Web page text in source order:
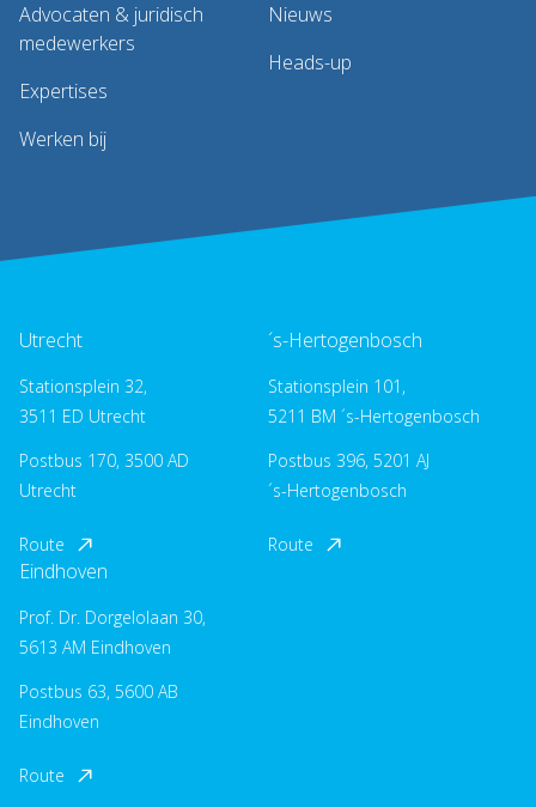
Advocaten & juridisch
medewerkers
Expertises
Werken bij
Nieuws
Heads-up
Utrecht
Stationsplein 32,
3511 ED Utrecht
Postbus 170, 3500 AD
Utrecht
Route
´s-Hertogenbosch
Stationsplein 101,
5211 BM ´s-Hertogenbosch
Postbus 396, 5201 AJ
´s-Hertogenbosch
Route
Eindhoven
Prof. Dr. Dorgelolaan 30,
5613 AM Eindhoven
Postbus 63, 5600 AB
Eindhoven
Route